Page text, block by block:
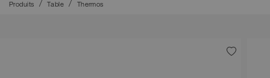
Produits Table Thermos